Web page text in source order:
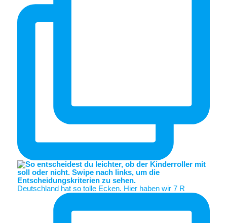
Deutschland hat so tolle Ecken. Hier haben wir 7 R